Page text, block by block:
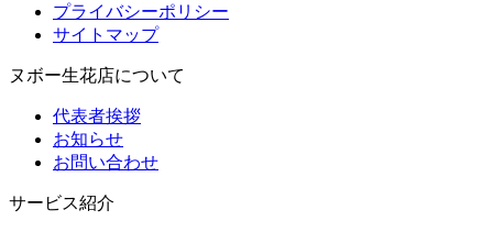
プライバシーポリシー
サイトマップ
ヌボー生花店について
代表者挨拶
お知らせ
お問い合わせ
サービス紹介